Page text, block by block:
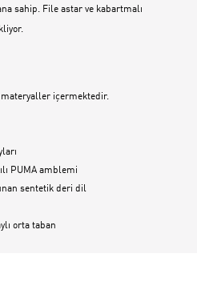
sahip. File astar ve kabartmalı
içermektedir.
PUMA amblemi
sentetik deri dil
orta taban